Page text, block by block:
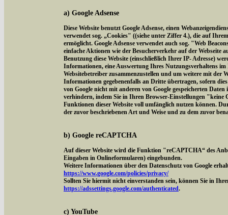
a) Google Adsense
Diese Website benutzt Google Adsense, einen
verwendet sog. „Cookies" ((siehe unter Ziffer 4.), die auf
ermöglicht. Google Adsense verwendet auch sog. "Web
einfache Aktionen wie der Besucherverkehr auf der Webseite
Benutzung diese Website (einschließlich Ihrer IP- Adresse)
Informationen, eine Auswertung Ihres Nutzungsverhaltens
Websitebetreiber zusammenzustellen und um weitere mit
Informationen gegebenenfalls an Dritte übertragen, sofern
von Google nicht mit anderen von Google gespeicherten
verhindern, indem Sie in Ihren Browser-Einstellungen "keine
Funktionen dieser Website voll umfänglich nutzen können.
der zuvor beschriebenen Art und Weise und zu dem zuvor
b) Google reCAPTCHA
Auf dieser Website wird die Funktion "reCAPTCHA“ des
Eingaben in Onlineformularen) eingebunden.
Weitere Informationen über den Datenschutz von Google
https://www.google.com/policies/privacy/
Sollten Sie hiermit nicht einverstanden sein, können Sie in
https://adssettings.google.com/authenticated.
c) YouTube